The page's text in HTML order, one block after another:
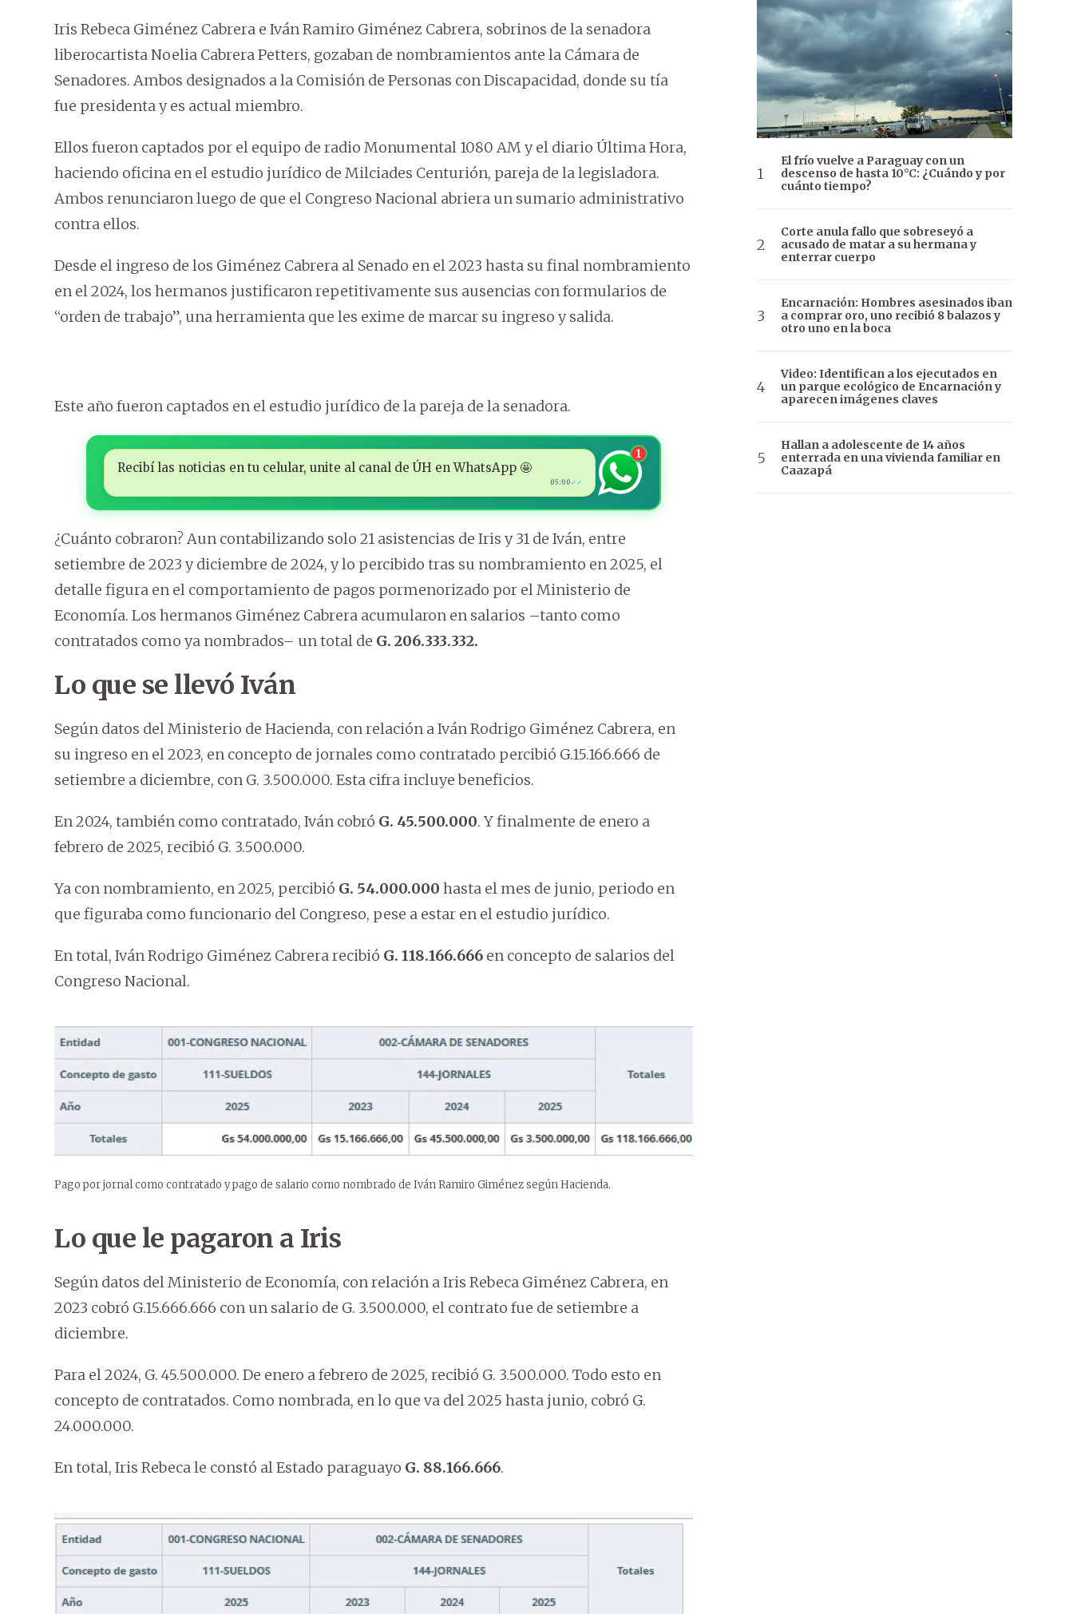
Iris Rebeca Giménez Cabrera e Iván Ramiro Giménez Cabrera, sobrinos de la senadora
liberocartista Noelia Cabrera Petters, gozaban de nombramientos ante la Cámara de
Senadores. Ambos designados a la Comisión de Personas con Discapacidad, donde su tía
fue presidenta y es actual miembro.
Ellos fueron captados por el equipo de radio Monumental 1080 AM y el diario Última Hora,
haciendo oficina en el estudio jurídico de Milciades Centurión, pareja de la legisladora.
Ambos renunciaron luego de que el Congreso Nacional abriera un sumario administrativo
contra ellos.
Desde el ingreso de los Giménez Cabrera al Senado en el 2023 hasta su final nombramiento
en el 2024, los hermanos justificaron repetitivamente sus ausencias con formularios de
“orden de trabajo”, una herramienta que les exime de marcar su ingreso y salida.
Este año fueron captados en el estudio jurídico de la pareja de la senadora.
Recibí las noticias en tu celular, unite al canal de ÚH en WhatsApp 🤩
05:00 ✓✓
1
¿Cuánto cobraron? Aun contabilizando solo 21 asistencias de Iris y 31 de Iván, entre
setiembre de 2023 y diciembre de 2024, y lo percibido tras su nombramiento en 2025, el
detalle figura en el comportamiento de pagos pormenorizado por el Ministerio de
Economía. Los hermanos Giménez Cabrera acumularon en salarios –tanto como
contratados como ya nombrados– un total de G. 206.333.332.
Lo que se llevó Iván
Según datos del Ministerio de Hacienda, con relación a Iván Rodrigo Giménez Cabrera, en
su ingreso en el 2023, en concepto de jornales como contratado percibió G.15.166.666 de
setiembre a diciembre, con G. 3.500.000. Esta cifra incluye beneficios.
En 2024, también como contratado, Iván cobró G. 45.500.000. Y finalmente de enero a
febrero de 2025, recibió G. 3.500.000.
Ya con nombramiento, en 2025, percibió G. 54.000.000 hasta el mes de junio, periodo en
que figuraba como funcionario del Congreso, pese a estar en el estudio jurídico.
En total, Iván Rodrigo Giménez Cabrera recibió G. 118.166.666 en concepto de salarios del
Congreso Nacional.
Pago por jornal como contratado y pago de salario como nombrado de Iván Ramiro Giménez según Hacienda.
Lo que le pagaron a Iris
Según datos del Ministerio de Economía, con relación a Iris Rebeca Giménez Cabrera, en
2023 cobró G.15.666.666 con un salario de G. 3.500.000, el contrato fue de setiembre a
diciembre.
Para el 2024, G. 45.500.000. De enero a febrero de 2025, recibió G. 3.500.000. Todo esto en
concepto de contratados. Como nombrada, en lo que va del 2025 hasta junio, cobró G.
24.000.000.
En total, Iris Rebeca le constó al Estado paraguayo G. 88.166.666.
El frío vuelve a Paraguay con un
descenso de hasta 10°C: ¿Cuándo y por
cuánto tiempo?
Corte anula fallo que sobreseyó a
acusado de matar a su hermana y
enterrar cuerpo
Encarnación: Hombres asesinados iban
a comprar oro, uno recibió 8 balazos y
otro uno en la boca
Video: Identifican a los ejecutados en
un parque ecológico de Encarnación y
aparecen imágenes claves
Hallan a adolescente de 14 años
enterrada en una vivienda familiar en
Caazapá